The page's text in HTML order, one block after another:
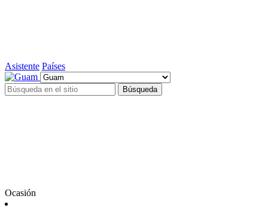
Asistente Países
Búsqueda
Ocasión